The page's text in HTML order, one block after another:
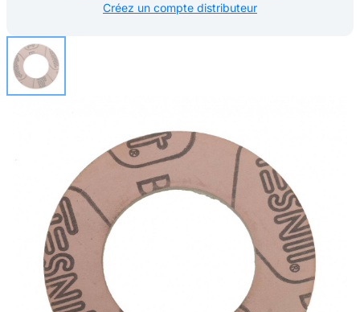
Créez un compte distributeur